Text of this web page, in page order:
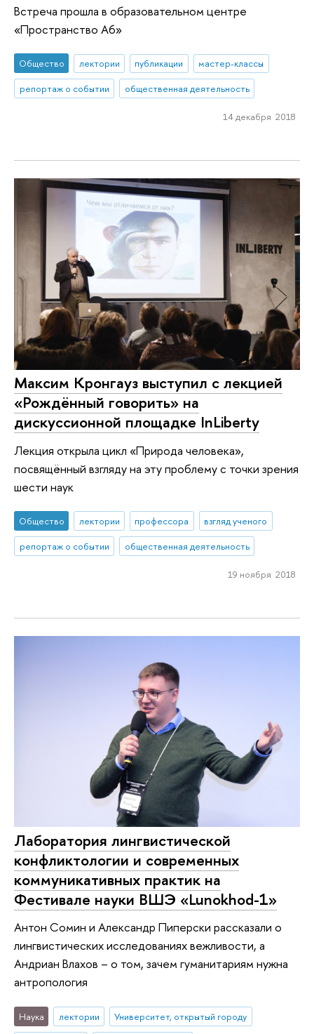
Встреча прошла в образовательном центре
«Пространство А6»
Общество лектории публикации
мастер-классы
репортаж о событии
общественная деятельность
14 декабря 2018
Максим Кронгауз выступил с лекцией
«Рождённый говорить» на
дискуссионной площадке InLiberty
Лекция открыла цикл «Природа человека»,
посвящённый взгляду на эту проблему с точки зрения
шести наук
Общество лектории профессора
взгляд ученого
репортаж о событии
общественная деятельность
19 ноября 2018
Лаборатория лингвистической
конфликтологии и современных
коммуникативных практик на
Фестивале науки ВШЭ «Lunokhod-1»
Антон Сомин и Александр Пиперски рассказали о
лингвистических исследованиях вежливости, а
Андриан Влахов – о том, зачем гуманитариям нужна
антропология
Наука лектории
Университет, открытый городу